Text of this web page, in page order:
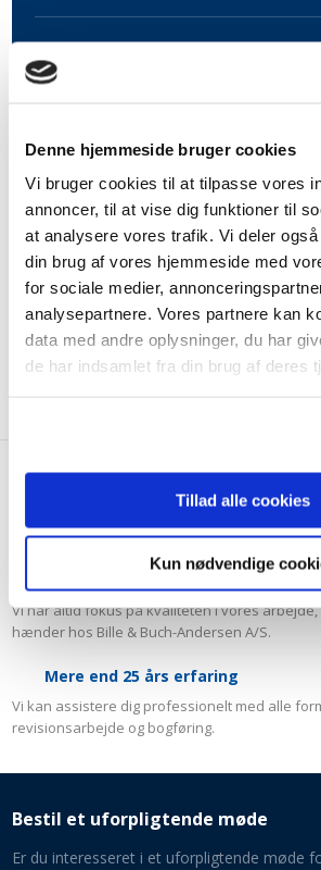
Denne hjemmeside bruger cookies
Vi bruger cookies til at tilpasse vores
annoncer, til at vise dig funktioner til
at analysere vores trafik. Vi deler
din brug af vores hjemmeside med
for sociale medier,
analysepartnere. Vores partnere kan
data med andre oplysninger, du har
de har indsamlet fra din brug af deres
Tillad alle cookies
Kun nødvendige
Skatte- og
Læs mere
Skatte- og
Nye momsregler – og nyt fradrag for
musikundervisning
Læs mere
bedste rådgivning til dig.
Vi har altid fokus på kvaliteten i vores arbejde,
hænder hos Bille & Buch-Andersen A/S.
​Mere end 25 års erfaring
Vi kan assistere dig professionelt med alle
revisionsarbejde og bogføring.
Bestil et uforpligtende møde
Er du interesseret i et uforpligtende møde